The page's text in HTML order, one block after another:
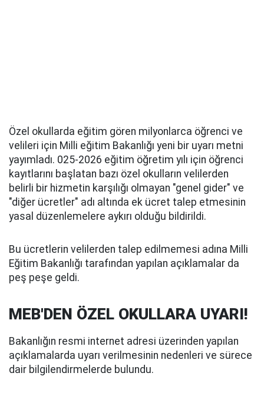
Özel okullarda eğitim gören milyonlarca öğrenci ve
velileri için Milli eğitim Bakanlığı yeni bir uyarı metni
yayımladı. 025-2026 eğitim öğretim yılı için öğrenci
kayıtlarını başlatan bazı özel okulların velilerden
belirli bir hizmetin karşılığı olmayan "genel gider" ve
"diğer ücretler" adı altında ek ücret talep etmesinin
yasal düzenlemelere aykırı olduğu bildirildi.
Bu ücretlerin velilerden talep edilmemesi adına Milli
Eğitim Bakanlığı tarafından yapılan açıklamalar da
peş peşe geldi.
MEB'DEN ÖZEL OKULLARA UYARI!
Bakanlığın resmi internet adresi üzerinden yapılan
açıklamalarda uyarı verilmesinin nedenleri ve sürece
dair bilgilendirmelerde bulundu.